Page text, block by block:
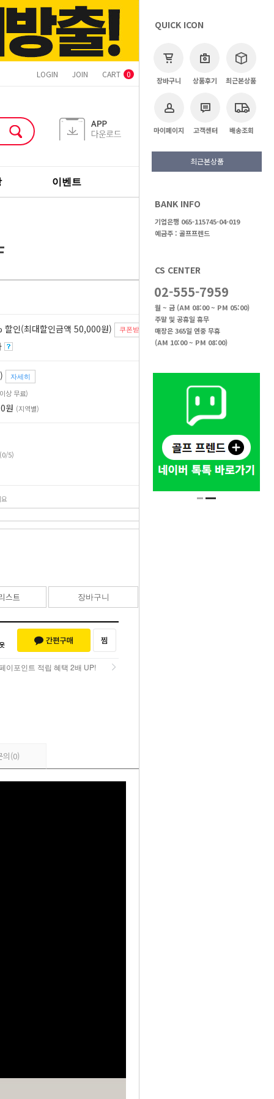
LOGIN JOIN CART 0
이벤트
QUICK ICON
장바구니 상품후기 최근본상품
마이페이지 고객센터 배송조회
최근본상품
BANK INFO
기업은행 065-115745-04-019
예금주 : 골프프렌드
CS CENTER
02-555-7959
월 ~ 금 (AM 08:00 ~ PM 05:00)
주말 및 공휴일 휴무
매장은 365일 연중 무휴
(AM 10:00 ~ PM 08:00)
>골프용품 >골프모자
할인(최대할인금액 50,000원) 쿠폰받기
자세히
상 무료)
원 (지역별)
(0/5)
스트 장바구니
이포인트 적립 혜택 2배 UP!
의(0)